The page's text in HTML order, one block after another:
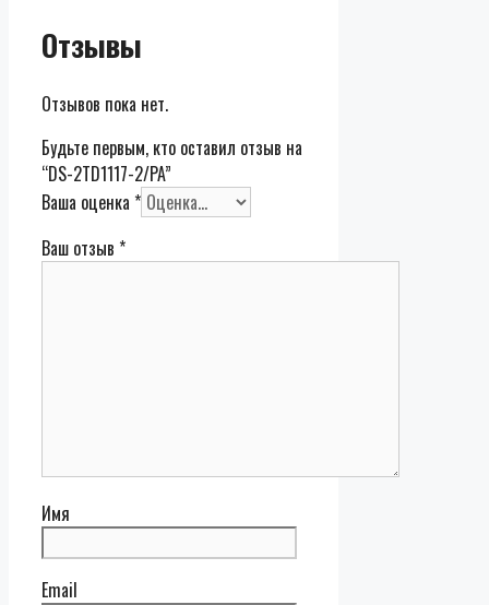
Отзывы
Отзывов пока нет.
Будьте первым, кто оставил отзыв на
“DS-2TD1117-2/PA”
Ваша оценка *
Ваш отзыв *
Имя
Email